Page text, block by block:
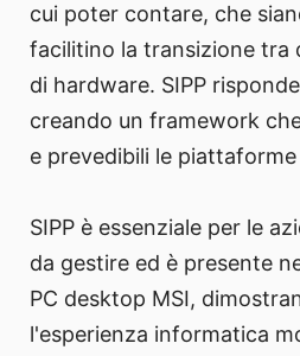
cui poter contare, che
facilitino la transizione tra
di hardware. SIPP
creando un framework
e prevedibili le
SIPP è essenziale per le
da gestire ed è presente
PC desktop MSI,
l'esperienza informatica